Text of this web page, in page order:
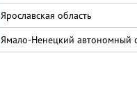
Ярославская область
Ямало-Ненецкий автономный